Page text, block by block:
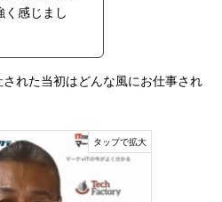
く感じまし
れた当初はどんな風にお仕事され